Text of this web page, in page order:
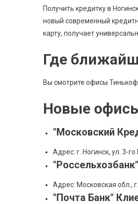
Получить кредитку в
новый современный
карту, получает
Где
Вы смотрите офисы
Новые
"Московский
Адрес: г. Ногинск, ул. 3-
Адрес: Московская обл.,
"Почта Банк"